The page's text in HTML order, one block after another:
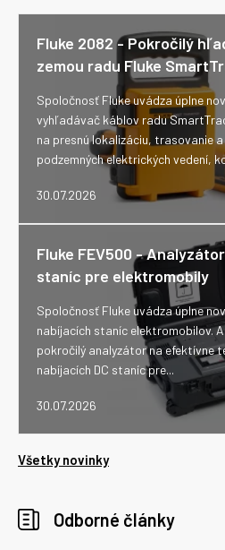
Fluke 2082 - Pokročilý
zemou radu Fluke
30.07.2026
Spoločnosť Fluke uvádza úplne
vyhľadávač káblov radu
na presnú lokalizáciu, trasovanie
podzemných elektrických vedení,
Fluke FEV500 -
staníc pre elektromobily
30.07.2026
Spoločnosť Fluke uvádza úplne
nabíjacích staníc elektromobilov.
pokročilý analyzátor na efektívne
nabíjacích DC staníc pre...
Všetky novinky
Odborné články